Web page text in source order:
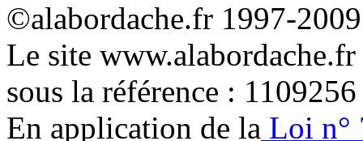
©alabordache.fr 1997-
Le site
sous la référence : 1109256
En application de la Loi n°